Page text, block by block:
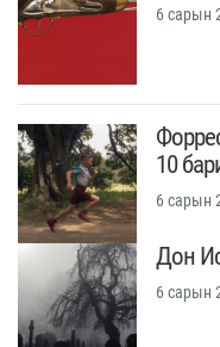
6 сарын
10
6 сарын
Дон
6 сарын